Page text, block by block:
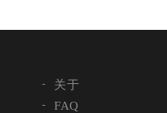
关于
FAQ